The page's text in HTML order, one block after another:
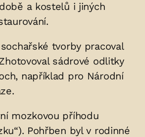
a kostelů i jiných
tvorby pracoval
sádrové odlitky
například pro Národní
mozkovou příhodu
Pohřben byl v rodinné